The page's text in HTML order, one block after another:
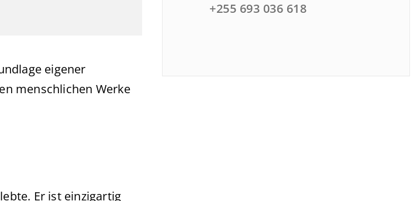
eigener
menschlichen Werke
Er ist einzigartig
+255 693 036 618